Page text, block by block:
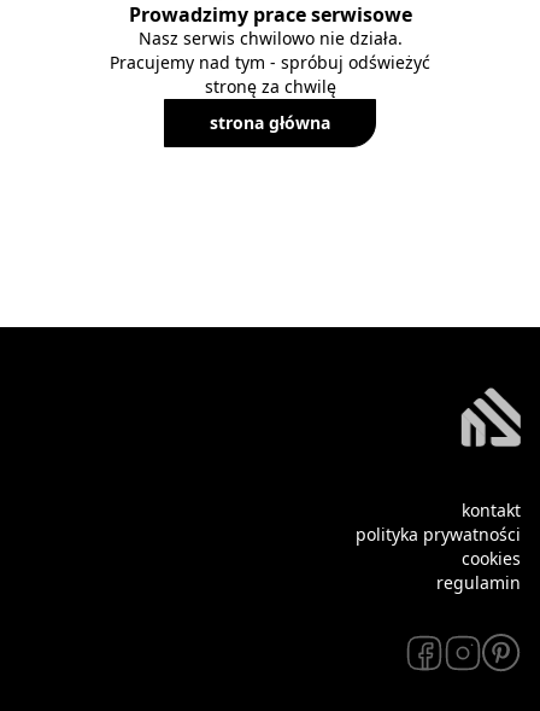
Prowadzimy prace serwisowe
Nasz serwis chwilowo nie działa.
Pracujemy nad tym - spróbuj odświeżyć
stronę za chwilę
strona główna
kontakt
polityka prywatności
cookies
regulamin